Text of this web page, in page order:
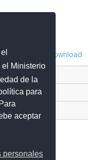
el Ministerio
de la
para
aceptar
personales
by Phoca Download
Digital
(SNI)